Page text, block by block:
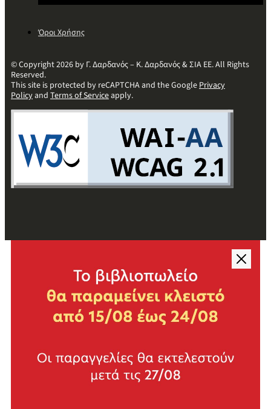
Όροι Χρήσης
© Copyright 2026 by Γ. Δαρδανός – Κ. Δαρδανός & ΣΙΑ ΕΕ. All Rights
Reserved.
This site is protected by reCAPTCHA and the GooglePrivacy
Policyand Terms of Serviceapply.